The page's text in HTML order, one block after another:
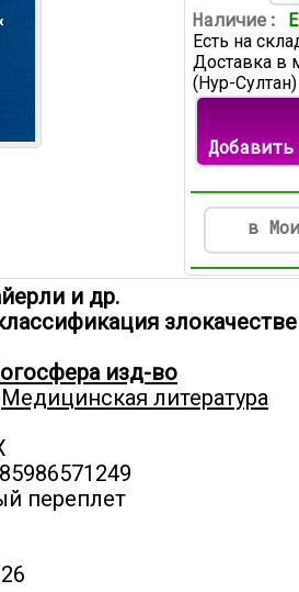
Наличие:
Есть на
Доставка в
(Нур-
в
и др.
изд-во
Медицинская литература
переплет